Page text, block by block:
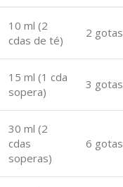
10 ml (2
cdas de té)
2 gotas
15 ml (1 cda
sopera)
3 gotas
30 ml (2
cdas
soperas)
6 gotas